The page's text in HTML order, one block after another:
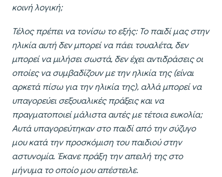
κοινή λογική;
Τέλος πρέπει να τονίσω το εξής: Το παιδί μας στην
ηλικία αυτή δεν μπορεί να πάει τουαλέτα, δεν
μπορεί να μιλήσει σωστά, δεν έχει αντιδράσεις οι
οποίες να συμβαδίζουν με την ηλικία της (είναι
αρκετά πίσω για την ηλικία της), αλλά μπορεί να
υπαγορεύει σεξουαλικές πράξεις και να
πραγματοποιεί μάλιστα αυτές με τέτοια ευκολία;
Αυτά υπαγορεύτηκαν στο παιδί από την σύζυγο
μου κατά την προσκόμιση του παιδιού στην
αστυνομία. Έκανε πράξη την απειλή της στο
μήνυμα το οποίο μου απέστειλε.